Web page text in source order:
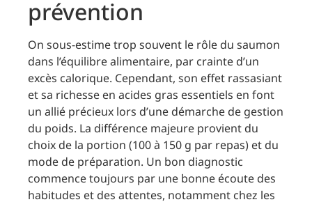
prévention
On sous-estime trop souvent le rôle du saumon
dans l’équilibre alimentaire, par crainte d’un
excès calorique. Cependant, son effet rassasiant
et sa richesse en acides gras essentiels en font
un allié précieux lors d’une démarche de gestion
du poids. La différence majeure provient du
choix de la portion (100 à 150 g par repas) et du
mode de préparation. Un bon diagnostic
commence toujours par une bonne écoute des
habitudes et des attentes, notamment chez les